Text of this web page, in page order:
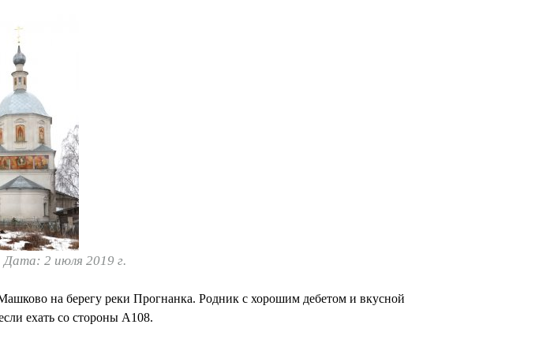
Дата: 2 июля 2019 г.
на берегу реки Прогнанка. Родник с хорошим дебетом и вкусной
ехать со стороны А108.